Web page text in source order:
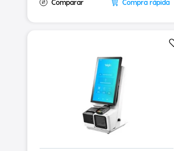
Compra rápida